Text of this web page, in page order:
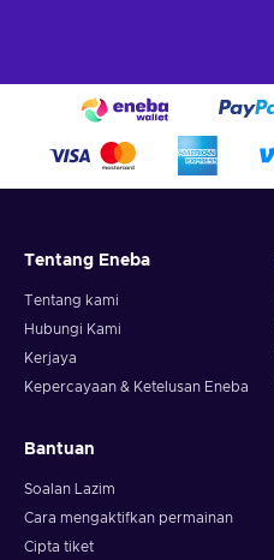
Tentang Eneba
Tentang kami
Hubungi Kami
Kerjaya
Kepercayaan & Ketelusan Eneba
Bantuan
Soalan Lazim
Cara mengaktifkan permainan
Cipta tiket